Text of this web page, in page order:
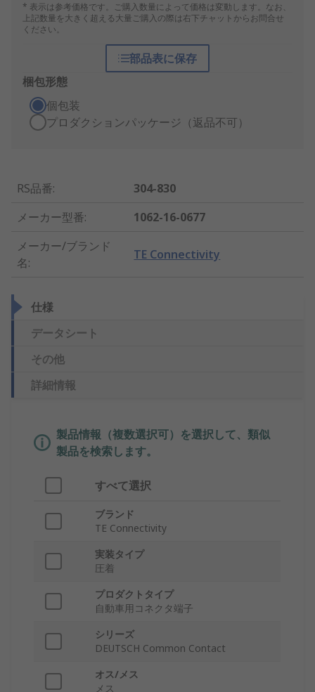
* 表示は参考価格です。ご購入数量によって価格は変動します。なお、
上記数量を大きく超える大量ご購入の際は右下チャットからお問合せ
ください。
部品表に保存
梱包形態
個包装
プロダクションパッケージ（返品不可）
RS品番:
304-830
メーカー型番:
1062-16-0677
メーカー/ブランド
名:
TE Connectivity
仕様
データシート
その他
詳細情報
製品情報（複数選択可）を選択して、類似
製品を検索します。
すべて選択
ブランド
TE Connectivity
実装タイプ
圧着
プロダクトタイプ
自動車用コネクタ端子
シリーズ
DEUTSCH Common Contact
オス/メス
メス